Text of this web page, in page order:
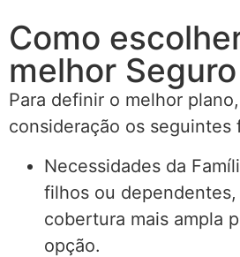
Como
melhor
Para definir o melhor
consideração os seguintes
Necessidades da
filhos ou
cobertura mais ampla
opção.